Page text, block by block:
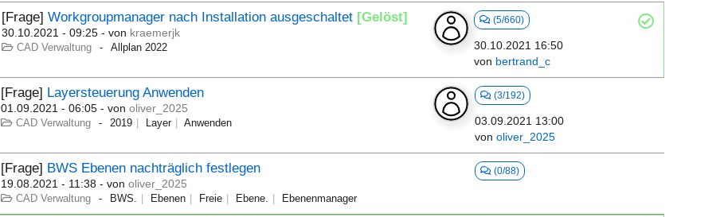
[Frage]Workgroupmanager nach Installation ausgeschaltet [Gelöst]
30.10.2021 - 09:25 - von kraemerjk
CAD Verwaltung Allplan 2022
(5/660)
30.10.2021 16:50
von bertrand_c
[Frage] Layersteuerung Anwenden
01.09.2021 - 06:05 - vonoliver_2025
CAD Verwaltung 2019 Layer Anwenden
(3/192)
03.09.2021 13:00
von oliver_2025
[Frage] BWS Ebenen nachträglich festlegen
19.08.2021 - 11:38 - vonoliver_2025
CAD Verwaltung BWS. Ebenen Freie Ebene. Ebenenmanager
(0/88)